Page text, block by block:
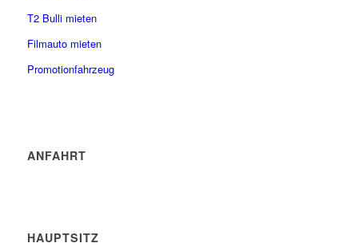
T2 Bulli mieten
Filmauto mieten
Promotionfahrzeug
ANFAHRT
HAUPTSITZ